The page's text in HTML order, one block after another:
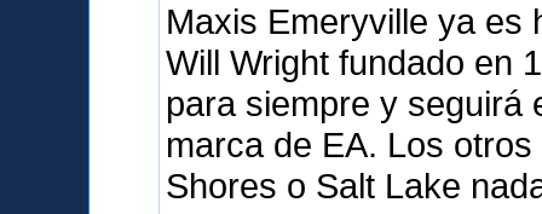
Maxis Emeryville ya es
Will Wright fundado en
para siempre y seguirá
marca de EA. Los
Shores o Salt Lake